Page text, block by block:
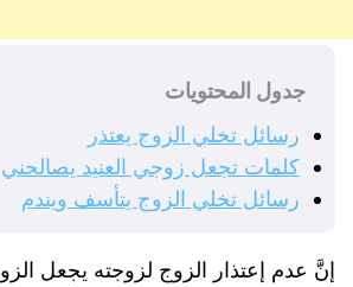
جدول المحتويات
رسائل تخلي الزوج يعتذر
كلمات تجعل زوجي العنيد يصالحني
رسائل تخلي الزوج يتأسف ويندم
إنَّ عدم إعتذار الزوج لزوجته يجعل